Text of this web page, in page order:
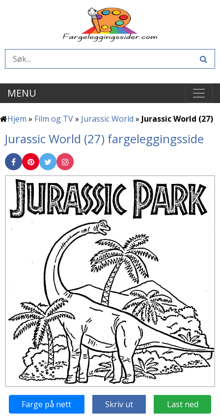
MENU
Hjem » Film og TV» Jurassic World » Jurassic World (27)
Jurassic World (27) fargeleggingsside
Farge på nett Skriv ut Last ned